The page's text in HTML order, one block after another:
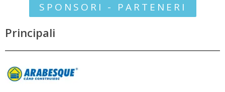
SPONSORI - PARTENERI
Principali